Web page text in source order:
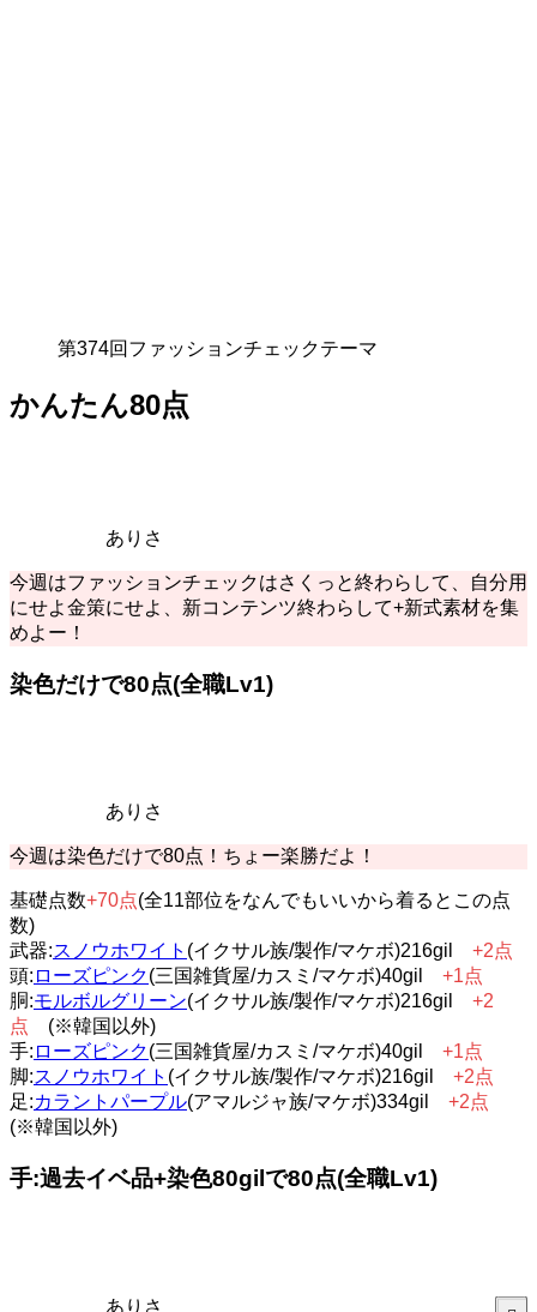
第374回ファッションチェックテーマ
かんたん80点
ありさ
今週はファッションチェックはさくっと終わらして、自分用
にせよ金策にせよ、新コンテンツ終わらして+新式素材を集
めよー！
染色だけで80点(全職Lv1)
ありさ
今週は染色だけで80点！ちょー楽勝だよ！
基礎点数+70点(全11部位をなんでもいいから着るとこの点
数)
武器:スノウホワイト (イクサル族/製作/マケボ)216gil +2点
頭: ローズピンク(三国雑貨屋/カスミ/マケボ)40gil +1点
胴:モルボルグリーン(イクサル族/製作/マケボ)216gil +2
点 (※韓国以外)
手: ローズピンク(三国雑貨屋/カスミ/マケボ)40gil +1点
脚:スノウホワイト (イクサル族/製作/マケボ)216gil +2点
足:カラントパープル(アマルジャ族/マケボ)334gil +2点
(※韓国以外)
手:過去イベ品+染色80gilで80点(全職Lv1)
ありさ